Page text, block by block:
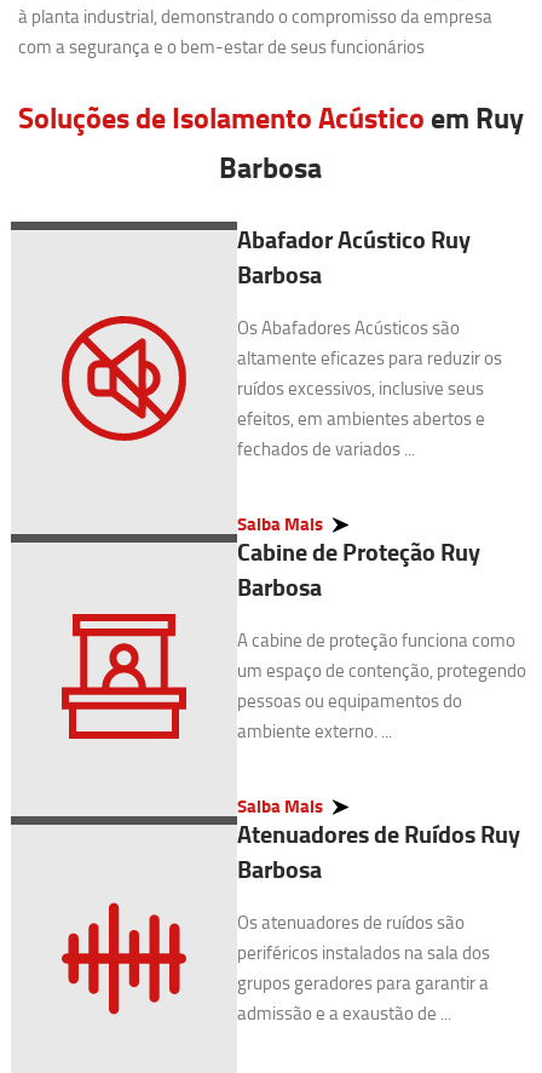
à planta industrial, demonstrando o compromisso da empresa
com a segurança e o bem-estar de seus funcionários
Soluções de Isolamento Acústico em Ruy
Barbosa
Abafador Acústico Ruy
Barbosa
Os Abafadores Acústicos são
altamente eficazes para reduzir os
ruídos excessivos, inclusive seus
efeitos, em ambientes abertos e
fechados de variados ...
Saiba Mais
Cabine de Proteção Ruy
Barbosa
A cabine de proteção funciona como
um espaço de contenção, protegendo
pessoas ou equipamentos do
ambiente externo. ...
Saiba Mais
Atenuadores de Ruídos Ruy
Barbosa
Os atenuadores de ruídos são
periféricos instalados na sala dos
grupos geradores para garantir a
admissão e a exaustão de ...